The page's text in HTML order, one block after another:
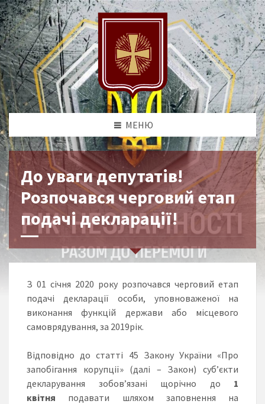
МЕНЮ
До уваги депутатів!
Розпочався черговий етап
подачі декларації!
З 01 січня 2020 року розпочався черговий етап
подачі декларації особи, уповноваженої на
виконання функцій держави або місцевого
самоврядування, за 2019рік.
Відповідно до статті 45 Закону України «Про
запобігання корупції» (далі – Закон) суб’єкти
декларування зобов’язані щорічно до 1
квітня подавати шляхом заповнення на